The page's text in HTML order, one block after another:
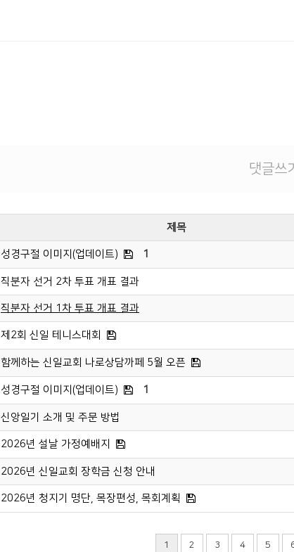
댓글쓰
제목
성경구절 이미지(업데이트) 1
직분자 선거 2차 투표 개표 결과
직분자 선거 1차 투표 개표 결과
제2회 신일 테니스대회
함께하는 신일교회 나로상담까페 5월 오픈
성경구절 이미지(업데이트) 1
신앙일기 소개 및 주문 방법
2026년 설날 가정예배지
2026년 신일교회 장학금 신청 안내
2026년 청지기 명단, 목장편성, 목회계획
1 2 3 4 5